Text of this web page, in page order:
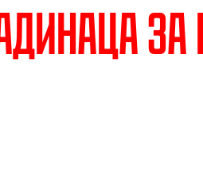
за